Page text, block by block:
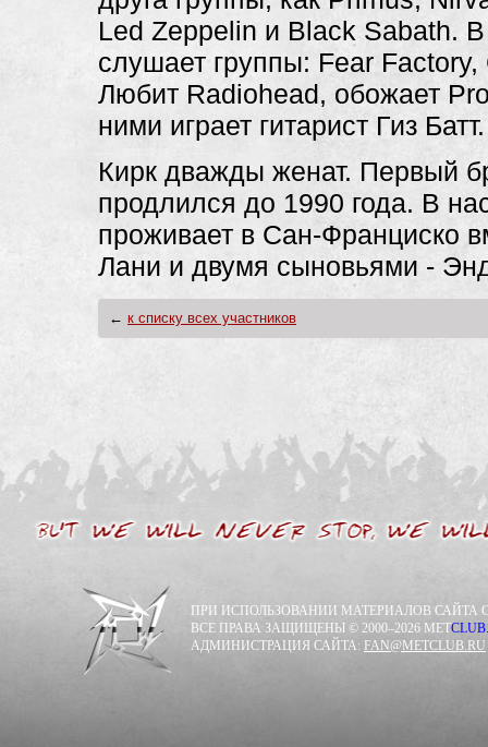
Led Zeppelin и Black Sabath.
слушает группы: Fear
Любит Radiohead, обожает
ними играет гитарист Гиз Батт.
Кирк дважды женат. Первый
продлился до 1990 года. В
проживает в Сан-Франциско
Лани и двумя сыновьями -
← к списку всех участников
ПРИ ИСПОЛЬЗОВАНИИ МАТЕРИАЛОВ САЙТА
ВСЕ ПРАВА ЗАЩИЩЕНЫ © 2000–2026 METCLUB.
АДМИНИСТРАЦИЯ САЙТА: FAN@METCLUB.RU